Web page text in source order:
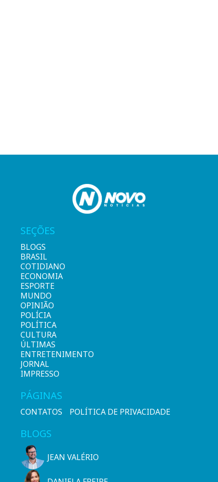
SEÇÕES
BLOGS
BRASIL
COTIDIANO
ECONOMIA
ESPORTE
MUNDO
OPINIÃO
POLÍCIA
POLÍTICA
CULTURA
ÚLTIMAS
ENTRETENIMENTO
JORNAL
IMPRESSO
PÁGINAS
CONTATOS POLÍTICA DE PRIVACIDADE
BLOGS
JEAN VALÉRIO